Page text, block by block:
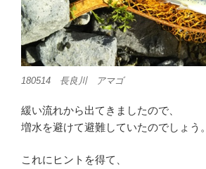
180514 長良川 アマゴ
緩い流れから出てきましたので、
増水を避けて避難していたのでしょう。
これにヒントを得て、